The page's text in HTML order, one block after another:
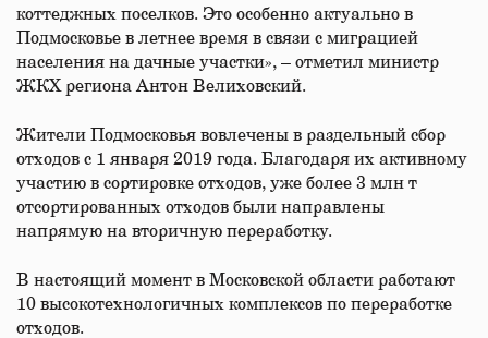
коттеджных поселков. Это особенно актуально в
Подмосковье в летнее время в связи с миграцией
населения на дачные участки», – отметил министр
ЖКХ региона Антон Велиховский.
Жители Подмосковья вовлечены в раздельный сбор
отходов с 1 января 2019 года. Благодаря их активному
участию в сортировке отходов, уже более 3 млн т
отсортированных отходов были направлены
напрямую на вторичную переработку.
В настоящий момент в Московской области работают
10 высокотехнологичных комплексов по переработке
отходов.